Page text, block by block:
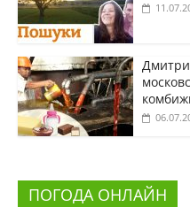
ПОГОДА ОНЛАЙН